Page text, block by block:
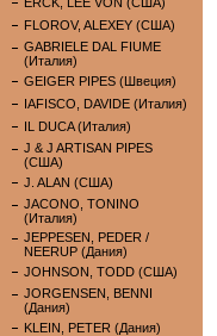
FLOROV, ALEXEY (США)
GABRIELE DAL FIUME
(Италия)
GEIGER PIPES (Швеция)
IAFISCO, DAVIDE (Италия)
IL DUCA (Италия)
J & J ARTISAN PIPES
(США)
J. ALAN (США)
JACONO, TONINO
(Италия)
JEPPESEN, PEDER /
NEERUP (Дания)
JOHNSON, TODD (США)
JORGENSEN, BENNI
(Дания)
KLEIN, PETER (Дания)